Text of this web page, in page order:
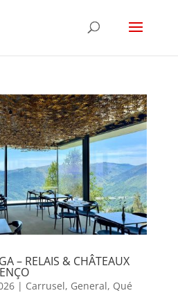
– RELAIS & CHÂTEAUX
| Carrusel, General, Qué